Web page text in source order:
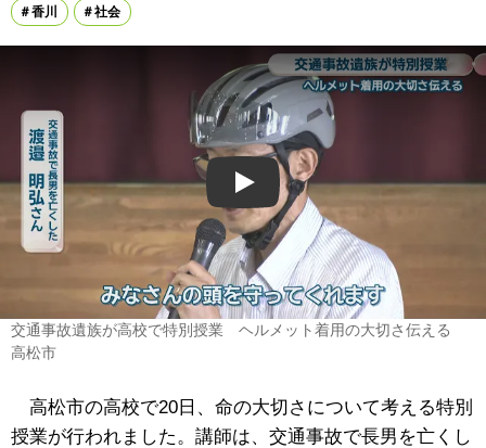
香川
社会
Play
交通事故遺族が高校で特別授業 ヘルメット着用の大切さ伝える
高松市
高松市の高校で20日、命の大切さについて考える特別
授業が行われました。講師は、交通事故で長男を亡くし